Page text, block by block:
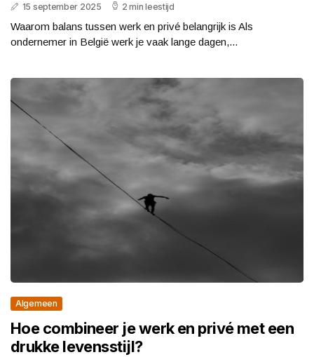
15 september 2025 2 min leestijd
Waarom balans tussen werk en privé belangrijk is Als
ondernemer in België werk je vaak lange dagen,...
Algemeen
Hoe combineer je werk en privé met een
drukke levensstijl?